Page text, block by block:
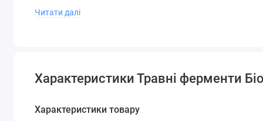
Бетаїн гідрохлорид †
Читати далі
Характеристики Травні ферменти
Характеристики товару